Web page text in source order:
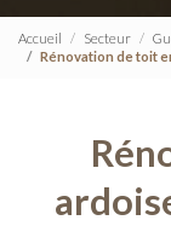
Accueil Secteur
Rénovation de toit